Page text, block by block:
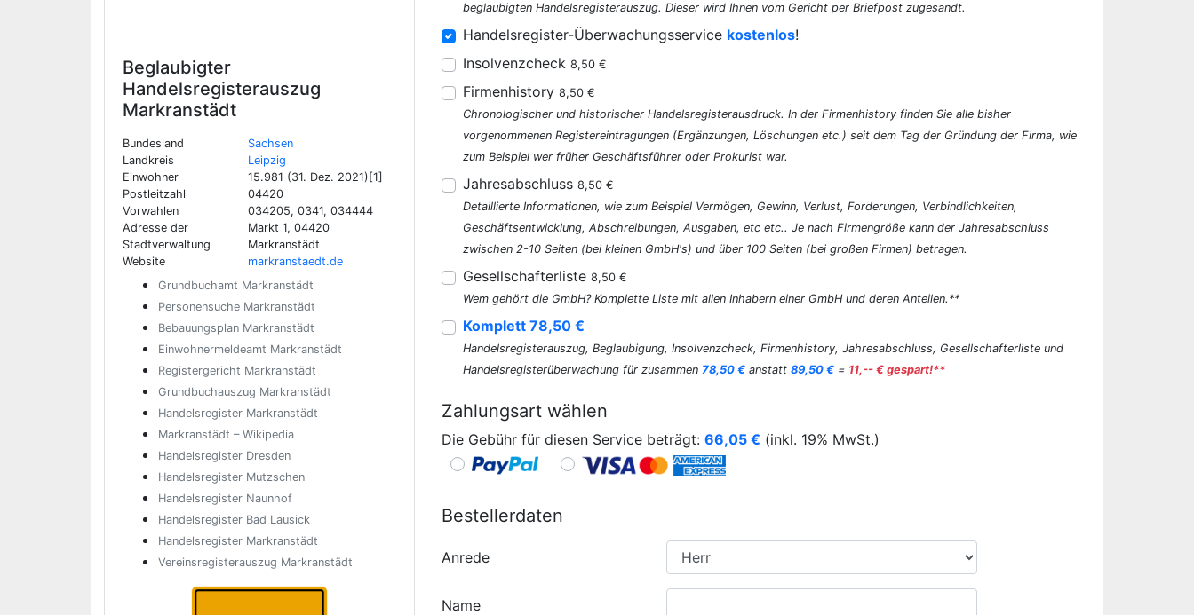
Beglaubigter
Handelsregisterauszug
Markranstädt
Bundesland
Sachsen
Landkreis
Leipzig
Einwohner
15.981 (31. Dez. 2021)[1]
Postleitzahl
04420
Vorwahlen
034205, 0341, 034444
Adresse der
Stadtverwaltung
Markt 1, 04420
Markranstädt
Website
markranstaedt.de
Grundbuchamt Markranstädt
Personensuche Markranstädt
Bebauungsplan Markranstädt
Einwohnermeldeamt Markranstädt
Registergericht Markranstädt
Grundbuchauszug Markranstädt
Handelsregister Markranstädt
Markranstädt – Wikipedia
Handelsregister Dresden
Handelsregister Mutzschen
Handelsregister Naunhof
Handelsregister Bad Lausick
Handelsregister Markranstädt
Vereinsregisterauszug Markranstädt
beglaubigten Handelsregisterauszug. Dieser wird Ihnen vom Gericht per Briefpost zugesandt.
Handelsregister-Überwachungsservice kostenlos!
Insolvenzcheck 8,50 €
Firmenhistory 8,50 €
Chronologischer und historischer Handelsregisterausdruck. In der Firmenhistory finden Sie alle bisher
vorgenommenen Registereintragungen (Ergänzungen, Löschungen etc.) seit dem Tag der Gründung der Firma, wie
zum Beispiel wer früher Geschäftsführer oder Prokurist war.
Jahresabschluss 8,50 €
Detaillierte Informationen, wie zum Beispiel Vermögen, Gewinn, Verlust, Forderungen, Verbindlichkeiten,
Geschäftsentwicklung, Abschreibungen, Ausgaben, etc etc.. Je nach Firmengröße kann der Jahresabschluss
zwischen 2-10 Seiten (bei kleinen GmbH's) und über 100 Seiten (bei großen Firmen) betragen.
Gesellschafterliste 8,50 €
Wem gehört die GmbH? Komplette Liste mit allen Inhabern einer GmbH und deren Anteilen.**
Komplett 78,50 €
Handelsregisterauszug, Beglaubigung, Insolvenzcheck, Firmenhistory, Jahresabschluss, Gesellschafterliste und
Handelsregisterüberwachung für zusammen 78,50 € anstatt 89,50 € = 11,-- € gespart!**
Zahlungsart wählen
Die Gebühr für diesen Service beträgt: 66,05 € (inkl. 19% MwSt.)
Bestellerdaten
Anrede
Name